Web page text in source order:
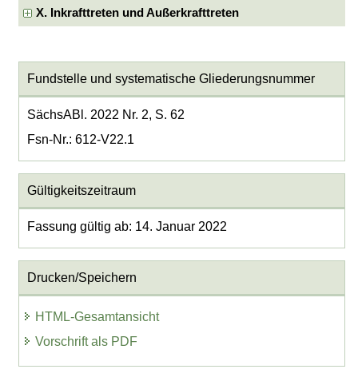
X. Inkrafttreten und Außerkrafttreten
Fundstelle und systematische Gliederungsnummer
SächsABl. 2022 Nr. 2, S. 62
Fsn-Nr.: 612-V22.1
Gültigkeitszeitraum
Fassung gültig ab: 14. Januar 2022
Drucken/Speichern
HTML-Gesamtansicht
Vorschrift als PDF